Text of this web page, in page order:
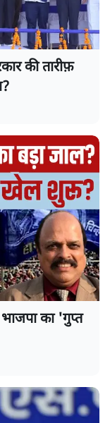
की तारीफ़
भाजपा का 'गुप्त